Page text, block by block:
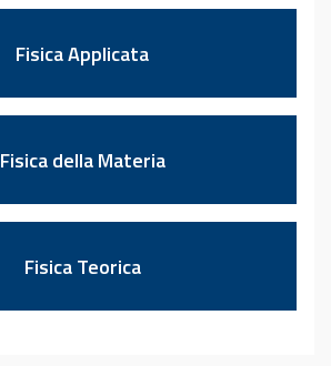
Fisica Applicata
Fisica della Materia
Fisica Teorica